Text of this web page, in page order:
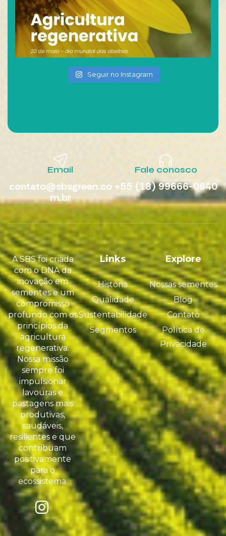
Seguir no Instagram
Email
contato@sbsgreen.co
m.br
Fale conosco
+55 (18) 99666-0640
Links
História
Qualidade
Sustentabilidade
Segmentos
Explore
Nossas sementes
Blog
Contato
Política de
Privacidade
A SBS foi criada
com o DNA da
inovação em
sementes e um
compromisso
profundo com os
princípios da
agricultura
regenerativa.
Nossa missão
sempre foi
impulsionar
lavouras e
pastagens mais
produtivas,
saudáveis,
resilientes e que
contribuam
positivamente
para o
ecossistema.